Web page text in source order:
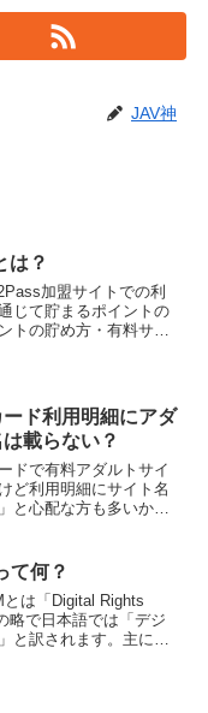
JAV神
は？
加盟サイトでの利
じて貯まるポイントの
トの貯め方・有料サー
会...
ド利用明細にアダ
載らない？
ドで有料アダルトサイ
ど利用明細にサイト名
と心配な方も多いかも
イトの名前が記載され
ですよね...
て何？
とは「Digital Rights
略で日本語では「デジ
と訳されます。主に動